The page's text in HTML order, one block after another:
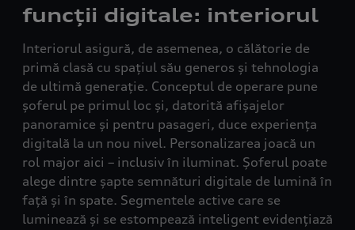
funcții digitale: interiorul
Interiorul asigură, de asemenea, o călătorie de
primă clasă cu spațiul său generos și tehnologia
de ultimă generație. Conceptul de operare pune
șoferul pe primul loc și, datorită afișajelor
panoramice și pentru pasageri, duce experiența
digitală la un nou nivel. Personalizarea joacă un
rol major aici – inclusiv în iluminat. Șoferul poate
alege dintre șapte semnături digitale de lumină în
față și în spate. Segmentele active care se
luminează și se estompează inteligent evidențiază